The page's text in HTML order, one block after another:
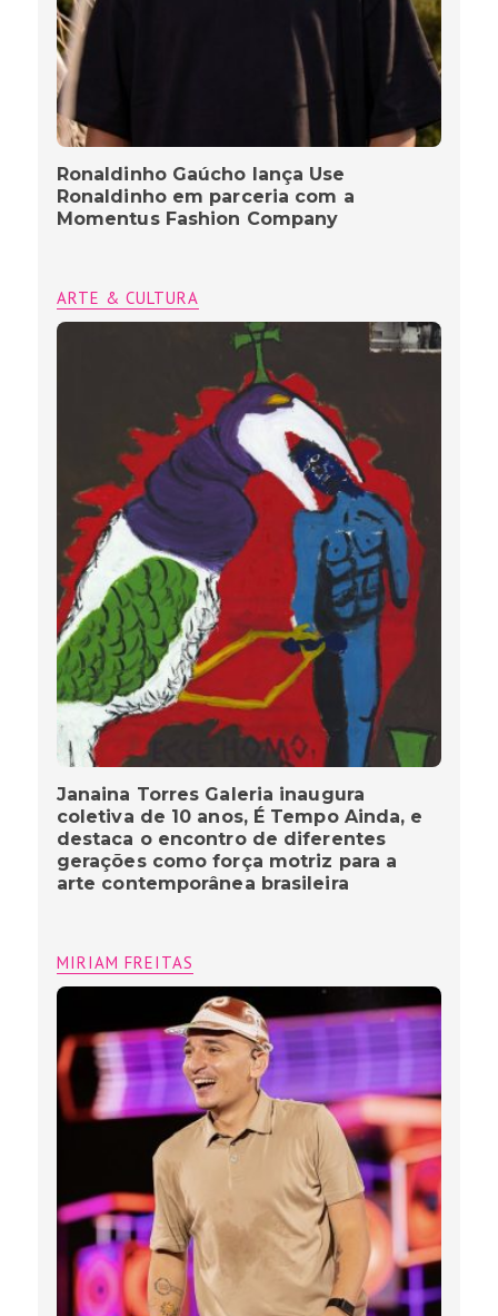
Ronaldinho Gaúcho lança Use
Ronaldinho em parceria com a
Momentus Fashion Company
ARTE & CULTURA
Janaina Torres Galeria inaugura
coletiva de 10 anos, É Tempo Ainda, e
destaca o encontro de diferentes
gerações como força motriz para a
arte contemporânea brasileira
MIRIAM FREITAS